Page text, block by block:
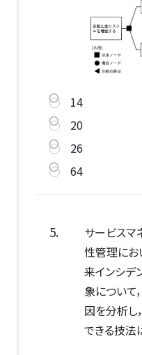
14
20
26
64
5.
サービスマ
性管理にお
来インシデ
象について
因を分析し
できる技法